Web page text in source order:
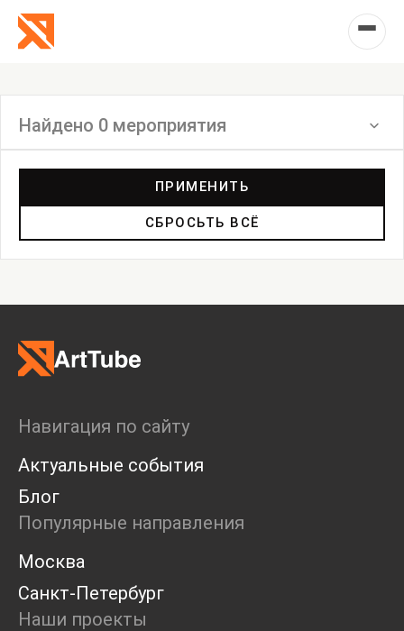
Найдено 0 мероприятия
Дискуссия
Пост-релиз
Пресс-конференция
Ярмарка
Open call
Экскурсия
Дискуссия
Cosmoscow 2024
Blazar 2024
Встречи
Круглый стол
ПРИМЕНИТЬ
СБРОСЬТЬ ВСЁ
Навигация по сайту
Актуальные события
Блог
Популярные направления
Москва
Санкт-Петербург
Наши проекты